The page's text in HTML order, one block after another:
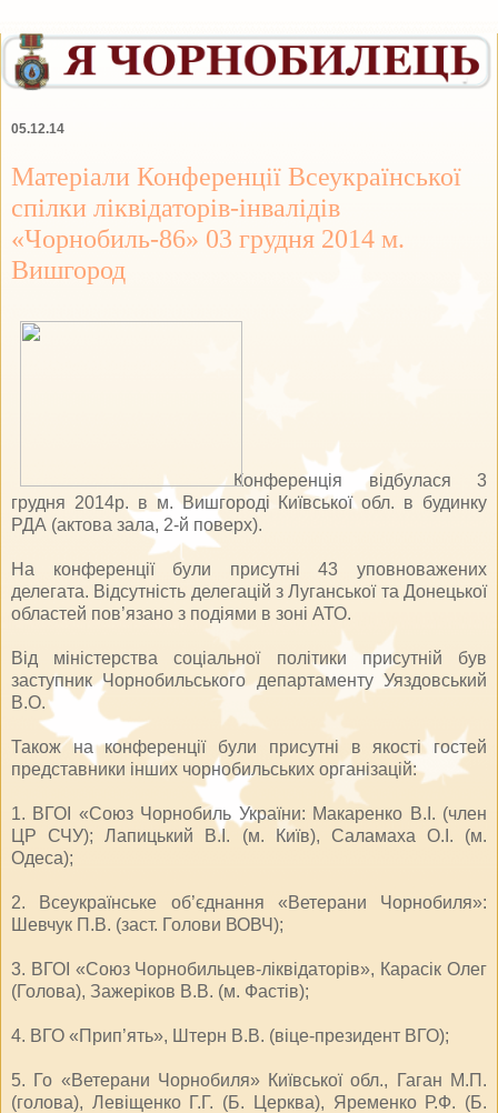
05.12.14
Матеріали Конференції Всеукраїнської
спілки ліквідаторів-інвалідів
«Чорнобиль-86» 03 грудня 2014 м.
Вишгород
Конференція відбулася 3
грудня 2014р. в м. Вишгороді Київської обл. в будинку
РДА (актова зала, 2-й поверх).
На конференції були присутні 43 уповноважених
делегата. Відсутність делегацій з Луганської та Донецької
областей пов’язано з подіями в зоні АТО.
Від міністерства соціальної політики присутній був
заступник Чорнобильського департаменту Уяздовський
В.О.
Також на конференції були присутні в якості гостей
представники інших чорнобильських організацій:
1. ВГОІ «Союз Чорнобиль України: Макаренко В.І. (член
ЦР СЧУ); Лапицький В.І. (м. Київ), Саламаха О.І. (м.
Одеса);
2. Всеукраїнське об’єднання «Ветерани Чорнобиля»:
Шевчук П.В. (заст. Голови ВОВЧ);
3. ВГОІ «Союз Чорнобильцев-ліквідаторів», Карасік Олег
(Голова), Зажеріков В.В. (м. Фастів);
4. ВГО «Прип’ять», Штерн В.В. (віце-президент ВГО);
5. Го «Ветерани Чорнобиля» Київської обл., Гаган М.П.
(голова), Левіщенко Г.Г. (Б. Церква), Яременко Р.Ф. (Б.